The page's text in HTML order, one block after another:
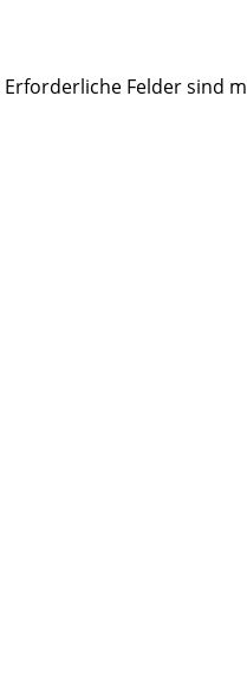
Erforderliche Felder sind